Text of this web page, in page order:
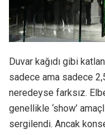
Duvar kağıdı gibi
sadece ama sadece
neredeyse farksız.
genellikle ‘show’
sergilendi. Ancak